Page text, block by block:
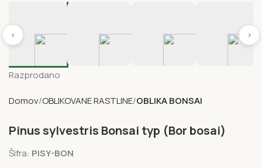
‹ ›
Razprodano
Domov OBLIKOVANE RASTLINE OBLIKA BONSAI
Pinus sylvestris Bonsai typ (Bor bosai)
Šifra: PISY-BON